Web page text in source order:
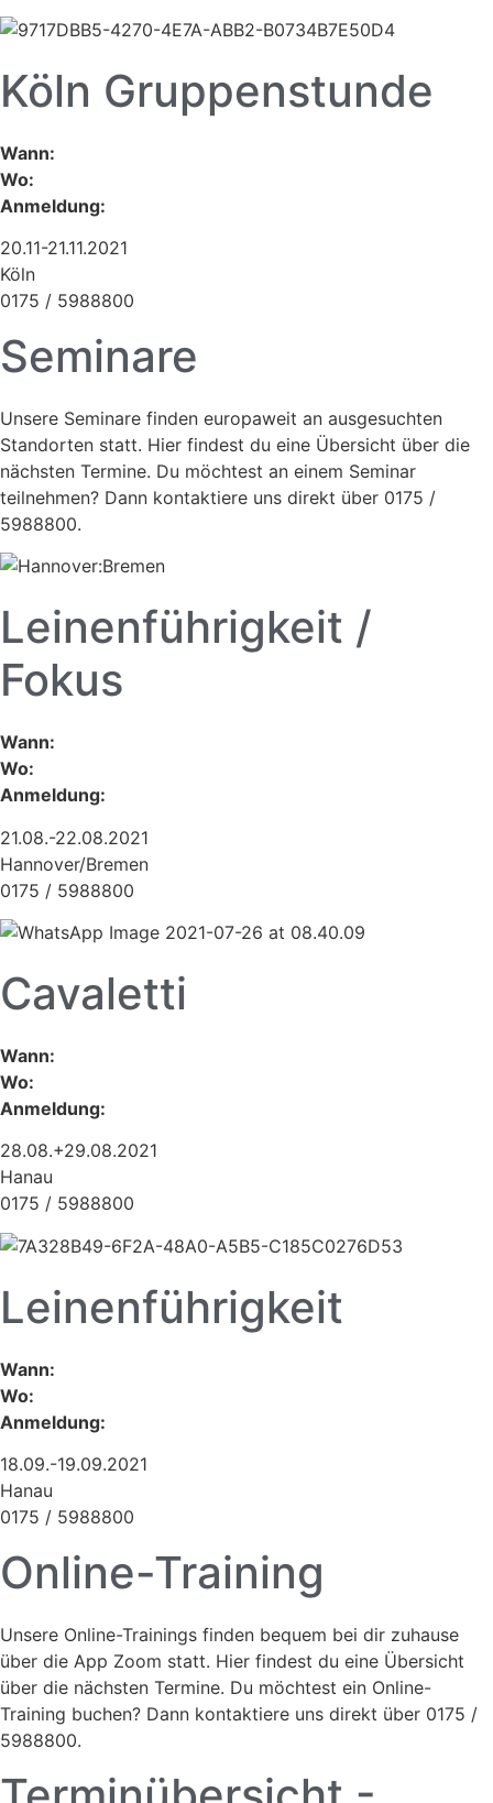
Köln Gruppenstunde
Wann:
Wo:
Anmeldung:
20.11-21.11.2021
Köln
0175 / 5988800
Seminare
Unsere Seminare finden europaweit an ausgesuchten
Standorten statt. Hier findest du eine Übersicht über die
nächsten Termine. Du möchtest an einem Seminar
teilnehmen? Dann kontaktiere uns direkt über 0175 /
5988800.
Leinenführigkeit /
Fokus
Wann:
Wo:
Anmeldung:
21.08.-22.08.2021
Hannover/Bremen
0175 / 5988800
Cavaletti
Wann:
Wo:
Anmeldung:
28.08.+29.08.2021
Hanau
0175 / 5988800
Leinenführigkeit
Wann:
Wo:
Anmeldung:
18.09.-19.09.2021
Hanau
0175 / 5988800
Online-Training
Unsere Online-Trainings finden bequem bei dir zuhause
über die App Zoom statt. Hier findest du eine Übersicht
über die nächsten Termine. Du möchtest ein Online-
Training buchen? Dann kontaktiere uns direkt über 0175 /
5988800.